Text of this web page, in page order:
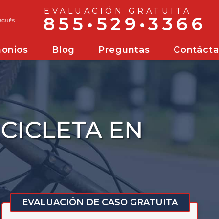
EVALUACIÓN GRATUITA
855•529•3366
Blog Preguntas
EN
EVALUACIÓN DE CASO GRATUITA